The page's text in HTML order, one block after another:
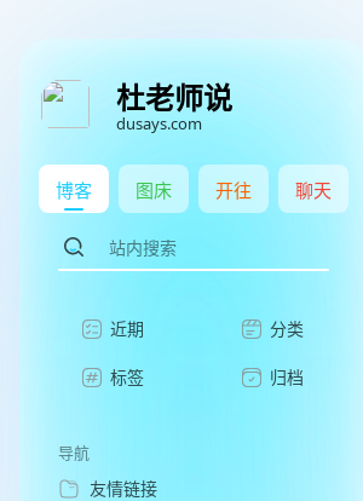
杜老师说
dusays.com
博客 图床 开往 聊天
近期 分类
标签 归档
导航
友情链接